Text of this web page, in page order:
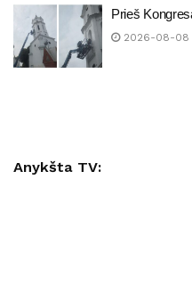
Prieš
2026-08-08
Anykšta TV: